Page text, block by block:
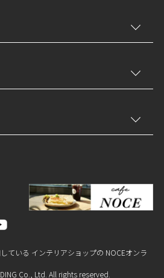
ている インテリアショップの NOCEオンラ
Co., Ltd. All rights reserved.